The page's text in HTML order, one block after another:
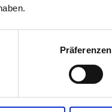
Präferenzen